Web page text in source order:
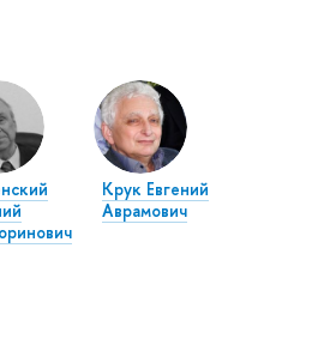
Крук Евгений
Аврамович